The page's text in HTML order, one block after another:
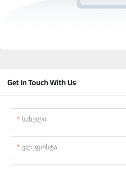
Get In Touch With Us
Სახელი
Ელ.ფოსტა